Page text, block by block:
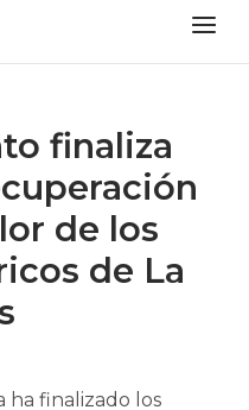
Menu
finaliza
de los
de La
ha finalizado los